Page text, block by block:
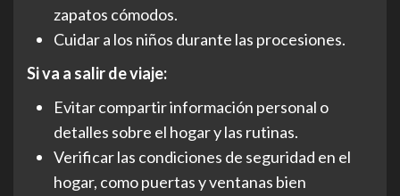
zapatos cómodos.
Cuidar a los niños durante las procesiones.
Si va a salir de viaje:
Evitar compartir información personal o
detalles sobre el hogar y las rutinas.
Verificar las condiciones de seguridad en el
hogar, como puertas y ventanas bien